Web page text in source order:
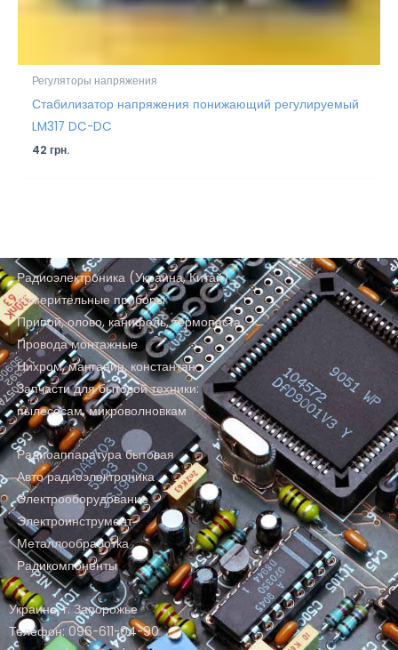
Регуляторы напряжения
Стабилизатор напряжения понижающий регулируемый
LM317 DC-DC
42грн.
Радиоэлектроника (Украина, Китай)
Измерительные приборы
Припой, олово, канифоль, термопаста
Провода монтажные
Нихром, манганин, константан
Запчасти для бытовой техники:
пылесосам, микроволновкам
Радиоаппаратура бытовая
Авто радиоэлектроника
Электрооборудование
Электроинструмент
Металлообработка
Радикомпоненты
Украина, г. Запорожье
Телефон: 096-611-04-90